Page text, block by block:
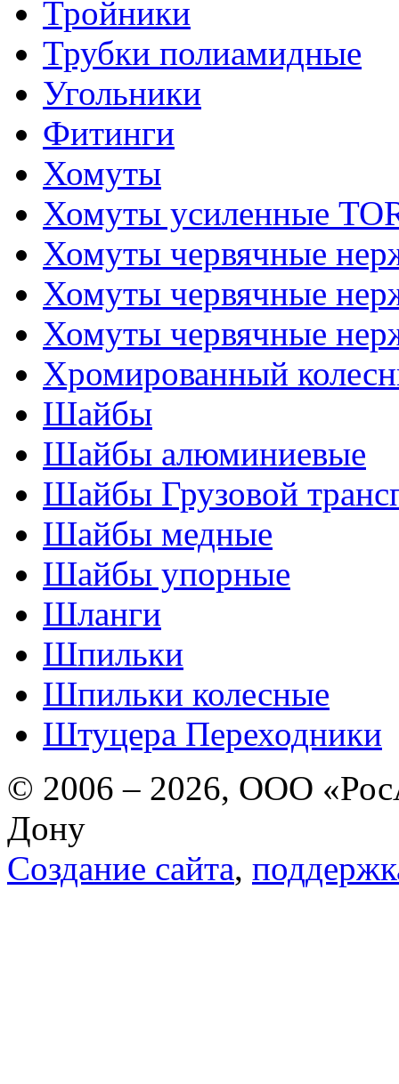
Тройники
Трубки полиамидные
Угольники
Фитинги
Хомуты
Хомуты усиленные
Хомуты червячные
Хомуты червячные
Хомуты червячные
Хромированный
Шайбы
Шайбы алюминиевые
Шайбы Грузовой
Шайбы медные
Шайбы упорные
Шланги
Шпильки
Шпильки колесные
Штуцера Переходники
© 2006 – 2026, ООО
Дону
Создание сайта,